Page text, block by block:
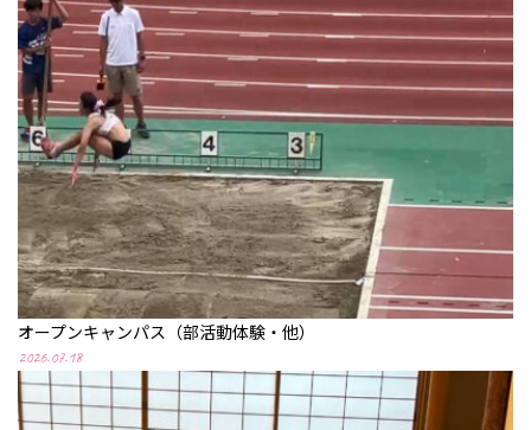
オープンキャンパス（部活動体験・他）
2026.07.18